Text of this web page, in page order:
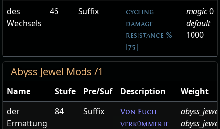
des
Wechsels
46 Suffix
cycling
damage
resistance %
[75]
magic0
default
1000
Abyss Jewel Mods /1
Name Stufe Pre/Suf Description
Weight
der
Ermattung
84 Suffix
Von Euch
verkümmerte